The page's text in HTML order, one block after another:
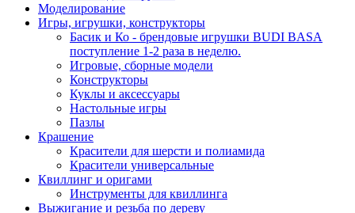
Моделирование
Игры, игрушки, конструкторы
Басик и Ко - брендовые игрушки BUDI BASA
поступление 1-2 раза в неделю.
Игровые, сборные модели
Конструкторы
Куклы и аксессуары
Настольные игры
Пазлы
Крашение
Красители для шерсти и полиамида
Красители универсальные
Квиллинг и оригами
Инструменты для квиллинга
Выжигание и резьба по дереву